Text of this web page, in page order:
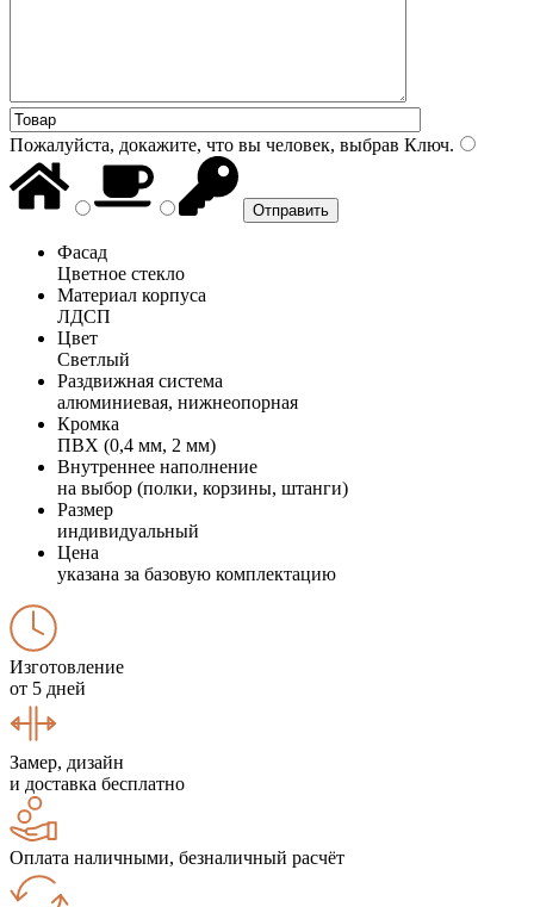
Пожалуйста, докажите, что вы человек, выбрав Ключ.
Фасад
Цветное стекло
Материал корпуса
ЛДСП
Цвет
Светлый
Раздвижная система
алюминиевая, нижнеопорная
Кромка
ПВХ (0,4 мм, 2 мм)
Внутреннее наполнение
на выбор (полки, корзины, штанги)
Размер
индивидуальный
Цена
указана за базовую комплектацию
Изготовление
от 5 дней
Замер, дизайн
и доставка бесплатно
Оплата наличными, безналичный расчёт